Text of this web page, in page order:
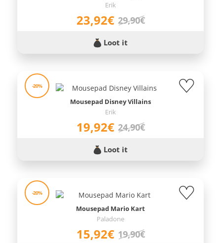
Erik
23,92€ 29,90€
Loot it
-20%
Mousepad Disney Villains
Erik
19,92€ 24,90€
Loot it
-20%
Mousepad Mario Kart
Paladone
15,92€ 19,90€